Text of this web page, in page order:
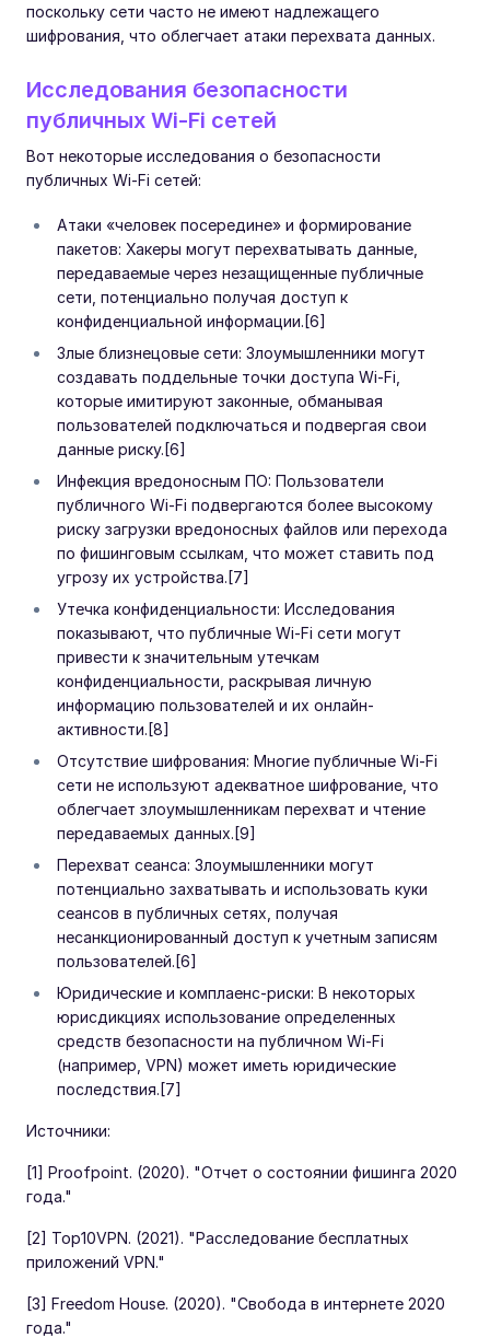
поскольку сети часто не имеют надлежащего
шифрования, что облегчает атаки перехвата данных.
Исследования безопасности
публичных Wi-Fi сетей
Вот некоторые исследования о безопасности
публичных Wi-Fi сетей:
Атаки «человек посередине» и формирование
пакетов: Хакеры могут перехватывать данные,
передаваемые через незащищенные публичные
сети, потенциально получая доступ к
конфиденциальной информации.[6]
Злые близнецовые сети: Злоумышленники могут
создавать поддельные точки доступа Wi-Fi,
которые имитируют законные, обманывая
пользователей подключаться и подвергая свои
данные риску.[6]
Инфекция вредоносным ПО: Пользователи
публичного Wi-Fi подвергаются более высокому
риску загрузки вредоносных файлов или перехода
по фишинговым ссылкам, что может ставить под
угрозу их устройства.[7]
Утечка конфиденциальности: Исследования
показывают, что публичные Wi-Fi сети могут
привести к значительным утечкам
конфиденциальности, раскрывая личную
информацию пользователей и их онлайн-
активности.[8]
Отсутствие шифрования: Многие публичные Wi-Fi
сети не используют адекватное шифрование, что
облегчает злоумышленникам перехват и чтение
передаваемых данных.[9]
Перехват сеанса: Злоумышленники могут
потенциально захватывать и использовать куки
сеансов в публичных сетях, получая
несанкционированный доступ к учетным записям
пользователей.[6]
Юридические и комплаенс-риски: В некоторых
юрисдикциях использование определенных
средств безопасности на публичном Wi-Fi
(например, VPN) может иметь юридические
последствия.[7]
Источники:
[1] Proofpoint. (2020). "Отчет о состоянии фишинга 2020
года."
[2] Top10VPN. (2021). "Расследование бесплатных
приложений VPN."
[3] Freedom House. (2020). "Свобода в интернете 2020
года."